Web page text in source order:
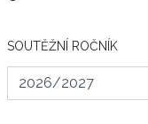
SOUTĚŽNÍ ROČNÍK